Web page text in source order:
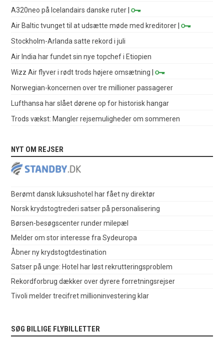
A320neo på Icelandairs danske ruter |
Air Baltic tvunget til at udsætte møde med kreditorer |
Stockholm-Arlanda satte rekord i juli
Air India har fundet sin nye topchef i Etiopien
Wizz Air flyver i rødt trods højere omsætning |
Norwegian-koncernen over tre millioner passagerer
Lufthansa har slået dørene op for historisk hangar
Trods vækst: Mangler rejsemuligheder om sommeren
NYT OM REJSER
Berømt dansk luksushotel har fået ny direktør
Norsk krydstogtrederi satser på personalisering
Børsen-besøgscenter runder milepæl
Melder om stor interesse fra Sydeuropa
Åbner ny krydstogtdestination
Satser på unge: Hotel har løst rekrutteringsproblem
Rekordforbrug dækker over dyrere forretningsrejser
Tivoli melder trecifret millioninvestering klar
SØG BILLIGE FLYBILLETTER